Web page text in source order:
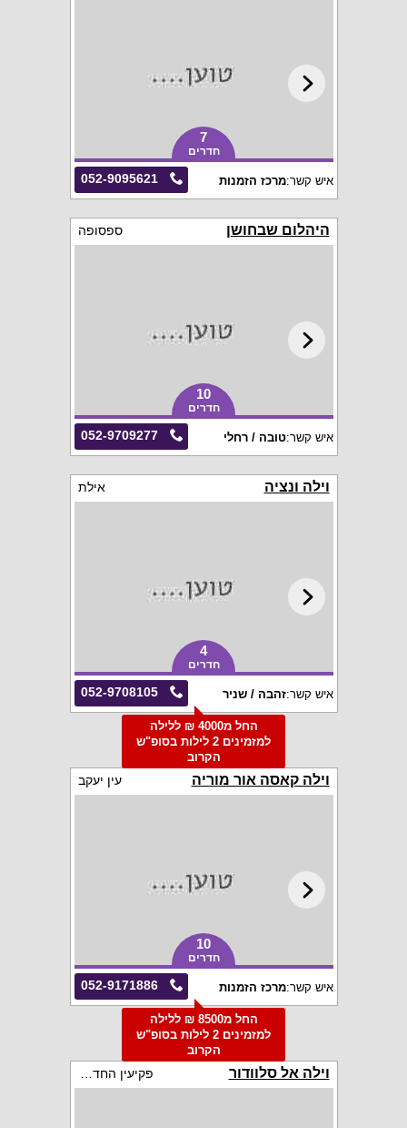
7
חדרים
052-9095621 איש קשר:מרכז הזמנות
היהלום שבחושן ספסופה
10
חדרים
052-9709277 איש קשר:טובה / רחלי
וילה ונציה אילת
4
חדרים
052-9708105 איש קשר:זהבה / שניר
החל מ4000 ₪ ללילה
למזמינים 2 לילות בסופ"ש
הקרוב
וילה קאסה אור מוריה עין יעקב
10
חדרים
052-9171886 איש קשר:מרכז הזמנות
החל מ8500 ₪ ללילה
למזמינים 2 לילות בסופ"ש
הקרוב
וילה אל סלוודור